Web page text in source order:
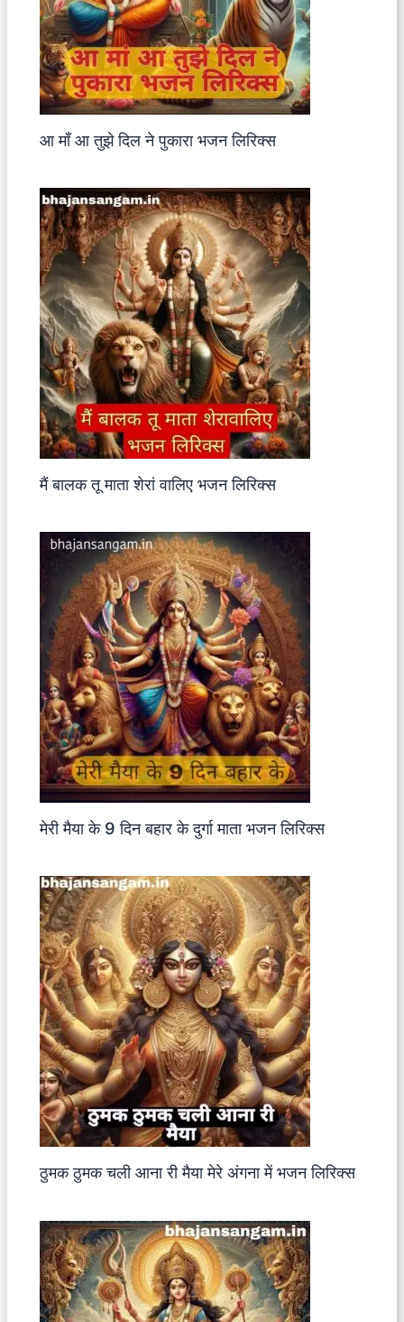
आ माँ आ तुझे दिल ने पुकारा भजन लिरिक्स
मैं बालक तू माता शेरां वालिए भजन लिरिक्स
मेरी मैया के 9 दिन बहार के दुर्गा माता भजन लिरिक्स
ठुमक ठुमक चली आना री मैया मेरे अंगना में भजन लिरिक्स